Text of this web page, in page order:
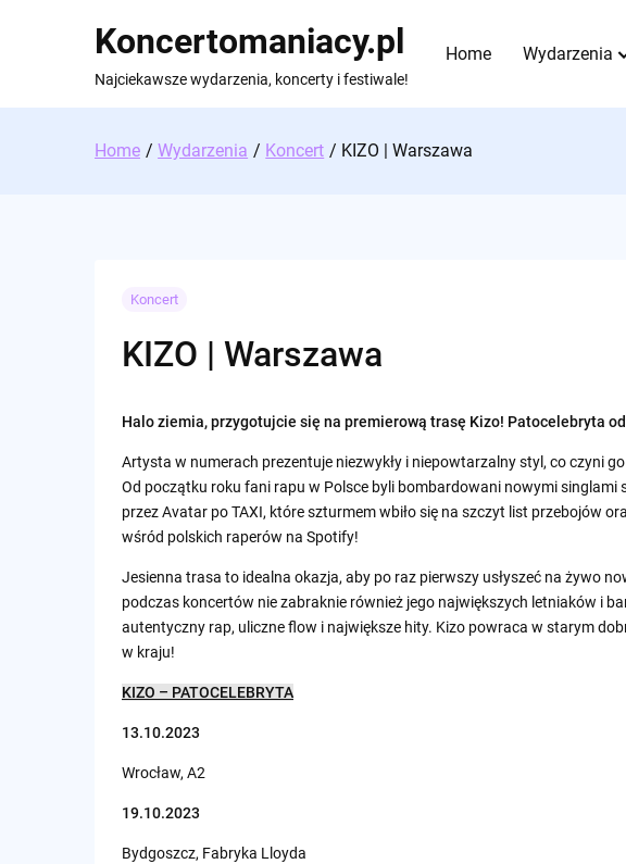
Koncertomaniacy.pl
Najciekawsze wydarzenia, koncerty i festiwale!
Home Wydarzenia
Home Wydarzenia Koncert KIZO | Warszawa
Koncert
KIZO | Warszawa
Halo ziemia, przygotujcie się na premierową trasę Kizo! Patocelebryta
Artysta w numerach prezentuje niezwykły i niepowtarzalny styl, co czyni
Od początku roku fani rapu w Polsce byli bombardowani nowymi singlami
przez Avatar po TAXI, które szturmem wbiło się na szczyt list przebojów
wśród polskich raperów na Spotify!
Jesienna trasa to idealna okazja, aby po raz pierwszy usłyszeć na żywo
podczas koncertów nie zabraknie również jego największych letniaków i
autentyczny rap, uliczne flow i największe hity. Kizo powraca w starym
w kraju!
KIZO – PATOCELEBRYTA
13.10.2023
Wrocław, A2
19.10.2023
Bydgoszcz, Fabryka Lloyda